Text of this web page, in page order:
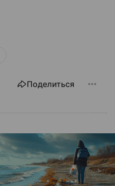
Поделиться